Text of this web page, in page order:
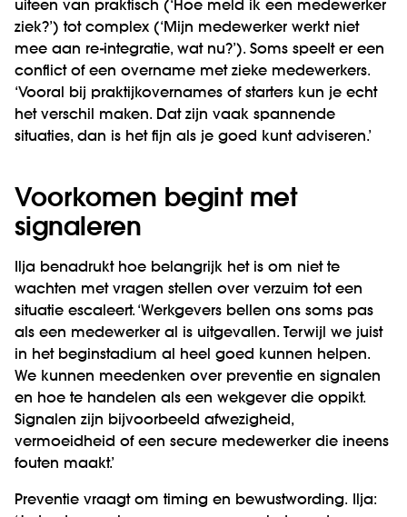
uiteen van praktisch (‘Hoe meld ik een medewerker
ziek?’) tot complex (‘Mijn medewerker werkt niet
mee aan re-integratie, wat nu?’). Soms speelt er een
conflict of een overname met zieke medewerkers.
‘Vooral bij praktijkovernames of starters kun je echt
het verschil maken. Dat zijn vaak spannende
situaties, dan is het fijn als je goed kunt adviseren.’
Voorkomen begint met
signaleren
Ilja benadrukt hoe belangrijk het is om niet te
wachten met vragen stellen over verzuim tot een
situatie escaleert. ‘Werkgevers bellen ons soms pas
als een medewerker al is uitgevallen. Terwijl we juist
in het beginstadium al heel goed kunnen helpen.
We kunnen meedenken over preventie en signalen
en hoe te handelen als een wekgever die oppikt.
Signalen zijn bijvoorbeeld afwezigheid,
vermoeidheid of een secure medewerker die ineens
fouten maakt.’
Preventie vraagt om timing en bewustwording. Ilja: